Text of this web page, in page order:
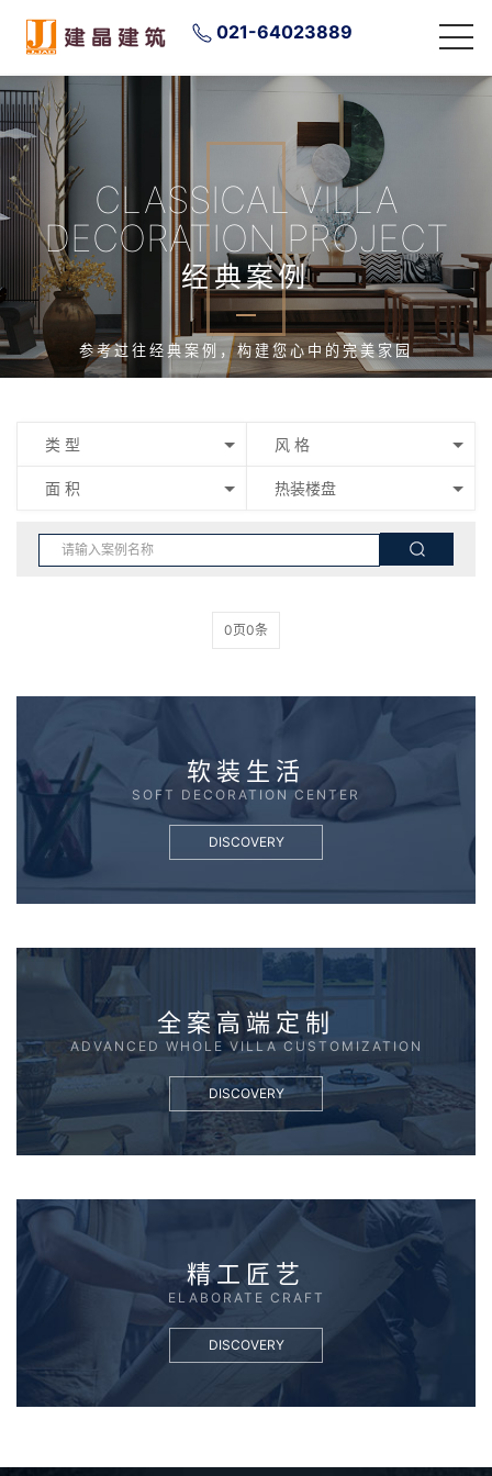
021-64023889
CLASSICAL VILLA
DECORATION PROJECT
经典案例
参考过往经典案例，构建您心中的完美家园
类 型 风 格
面 积 热装楼盘
0页0条
软装生活
SOFT DECORATION CENTER
DISCOVERY
全案高端定制
ADVANCED WHOLE VILLA CUSTOMIZATION
DISCOVERY
精工匠艺
ELABORATE CRAFT
DISCOVERY